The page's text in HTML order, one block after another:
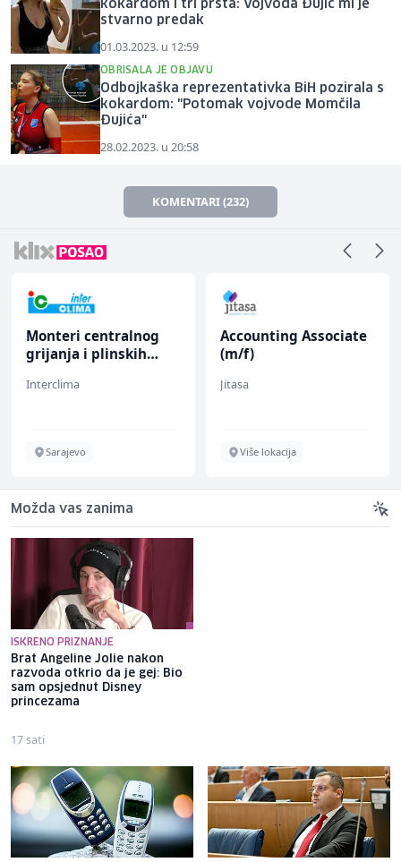
kokardom i tri prsta: Vojvoda Đujić mi je
stvarno predak
01.03.2023. u 12:59
OBRISALA JE OBJAVU
Odbojkaška reprezentativka BiH pozirala s
kokardom: "Potomak vojvode Momčila
Đujića"
28.02.2023. u 20:58
KOMENTARI (232)
Monteri centralnog
grijanja i plinskih
Interclima
Sarajevo
Accounting Associate
(m/f)
Jitasa
Više lokacija
Možda vas zanima
ISKRENO PRIZNANJE
Brat Angeline Jolie nakon
razvoda otkrio da je gej: Bio
sam opsjednut Disney
princezama
17 sati